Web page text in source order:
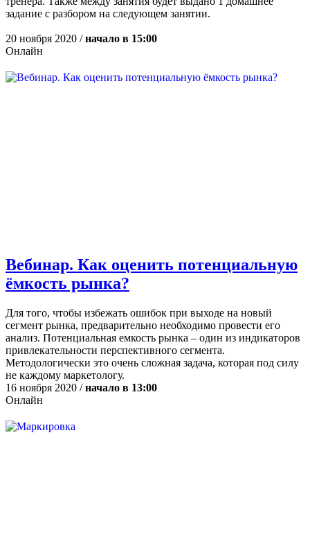
задание с разбором на следующем занятии.
20 ноября 2020 /начало в 15:00
Онлайн
Вебинар. Как оценить потенциальную
ёмкость рынка?
Для того, чтобы избежать ошибок при выходе на новый
сегмент рынка, предварительно необходимо провести его
анализ. Потенциальная емкость рынка – один из индикаторов
привлекательности перспективного сегмента.
Методологически это очень сложная задача, которая под силу
не каждому маркетологу.
16 ноября 2020 /начало в 13:00
Онлайн